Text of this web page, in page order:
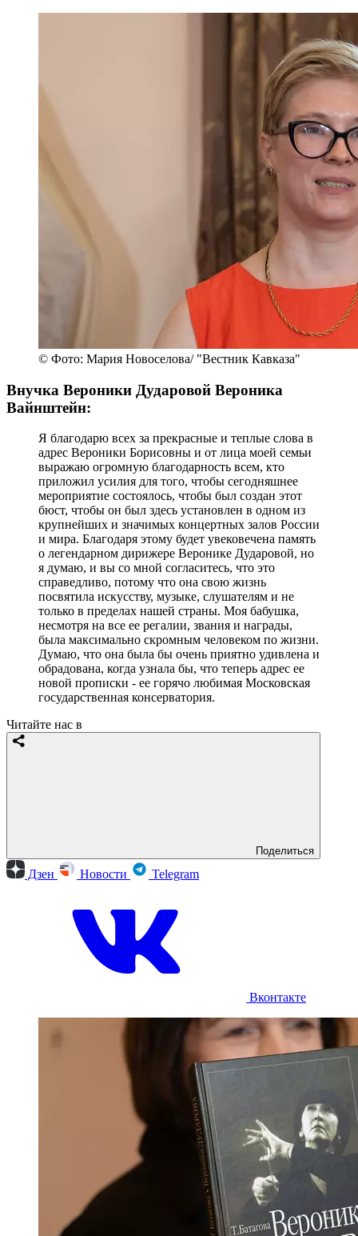
© Фото: Мария Новоселова/ "Вестник Кавказа"
Внучка Вероники Дударовой Вероника
Вайнштейн:
Я благодарю всех за прекрасные и теплые слова в
адрес Вероники Борисовны и от лица моей семьи
выражаю огромную благодарность всем, кто
приложил усилия для того, чтобы сегодняшнее
мероприятие состоялось, чтобы был создан этот
бюст, чтобы он был здесь установлен в одном из
крупнейших и значимых концертных залов России
и мира. Благодаря этому будет увековечена память
о легендарном дирижере Веронике Дударовой, но
я думаю, и вы со мной согласитесь, что это
справедливо, потому что она свою жизнь
посвятила искусству, музыке, слушателям и не
только в пределах нашей страны. Моя бабушка,
несмотря на все ее регалии, звания и награды,
была максимально скромным человеком по жизни.
Думаю, что она была бы очень приятно удивлена и
обрадована, когда узнала бы, что теперь адрес ее
новой прописки - ее горячо любимая Московская
государственная консерватория.
Читайте нас в
Поделиться
Дзен Новости Telegram
Вконтакте